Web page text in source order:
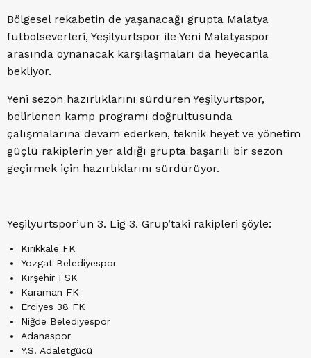
Bölgesel rekabetin de yaşanacağı grupta Malatya
futbolseverleri, Yeşilyurtspor ile Yeni Malatyaspor
arasında oynanacak karşılaşmaları da heyecanla
bekliyor.
Yeni sezon hazırlıklarını sürdüren Yeşilyurtspor,
belirlenen kamp programı doğrultusunda
çalışmalarına devam ederken, teknik heyet ve yönetim
güçlü rakiplerin yer aldığı grupta başarılı bir sezon
geçirmek için hazırlıklarını sürdürüyor.
Yeşilyurtspor’un 3. Lig 3. Grup’taki rakipleri şöyle:
Kırıkkale FK
Yozgat Belediyespor
Kırşehir FSK
Karaman FK
Erciyes 38 FK
Niğde Belediyespor
Adanaspor
Y.S. Adaletgücü